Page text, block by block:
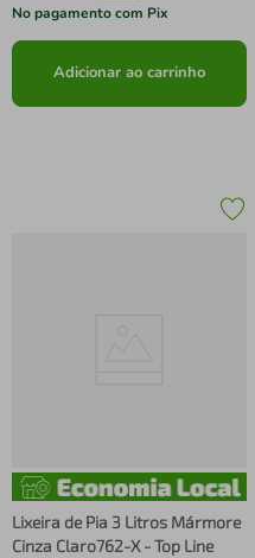
No pagamento com Pix
Adicionar ao carrinho
Lixeira de Pia 3 Litros Mármore
Cinza Claro762-X - Top Line